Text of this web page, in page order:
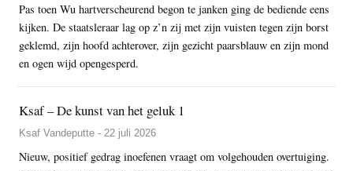
Pas toen Wu hartverscheurend begon te janken ging de bediende eens
kijken. De staatsleraar lag op z’n zij met zijn vuisten tegen zijn borst
geklemd, zijn hoofd achterover, zijn gezicht paarsblauw en zijn mond
en ogen wijd opengesperd.
Ksaf – De kunst van het geluk 1
Ksaf Vandeputte - 22 juli 2026
Nieuw, positief gedrag inoefenen vraagt om volgehouden overtuiging.